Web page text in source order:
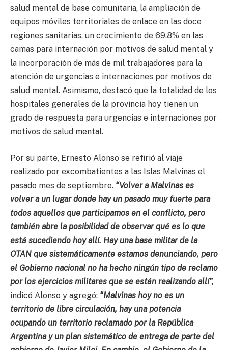
salud mental de base comunitaria, la ampliación de
equipos móviles territoriales de enlace en las doce
regiones sanitarias, un crecimiento de 69,8% en las
camas para internación por motivos de salud mental y
la incorporación de más de mil trabajadores para la
atención de urgencias e internaciones por motivos de
salud mental. Asimismo, destacó que la totalidad de los
hospitales generales de la provincia hoy tienen un
grado de respuesta para urgencias e internaciones por
motivos de salud mental.
Por su parte, Ernesto Alonso se refirió al viaje
realizado por excombatientes a las Islas Malvinas el
pasado mes de septiembre. “Volver a Malvinas es
volver a un lugar donde hay un pasado muy fuerte para
todos aquellos que participamos en el conflicto, pero
también abre la posibilidad de observar qué es lo que
está sucediendo hoy allí. Hay una base militar de la
OTAN que sistemáticamente estamos denunciando, pero
el Gobierno nacional no ha hecho ningún tipo de reclamo
por los ejercicios militares que se están realizando allí”,
indicó Alonso y agregó: “Malvinas hoy no es un
territorio de libre circulación, hay una potencia
ocupando un territorio reclamado por la República
Argentina y un plan sistemático de entrega de parte del